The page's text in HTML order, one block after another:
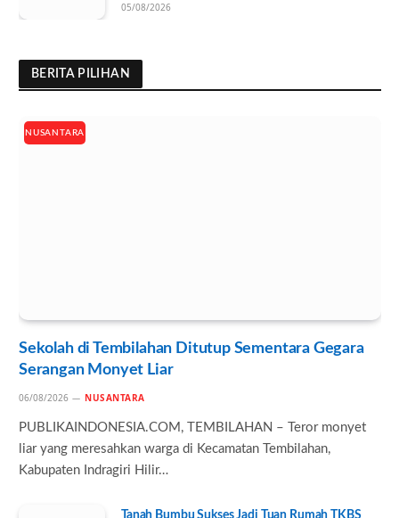
05/08/2026
BERITA PILIHAN
NUSANTARA
Sekolah di Tembilahan Ditutup Sementara Gegara
Serangan Monyet Liar
06/08/2026 NUSANTARA
PUBLIKAINDONESIA.COM, TEMBILAHAN – Teror monyet
liar yang meresahkan warga di Kecamatan Tembilahan,
Kabupaten Indragiri Hilir…
Tanah Bumbu Sukses Jadi Tuan Rumah TKBS